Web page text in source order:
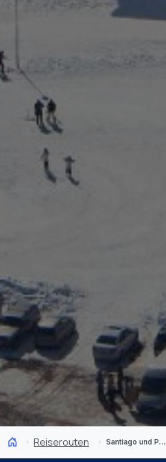
Reiserouten Santiago und Portillo: Von der Hauptstadt in die Anden